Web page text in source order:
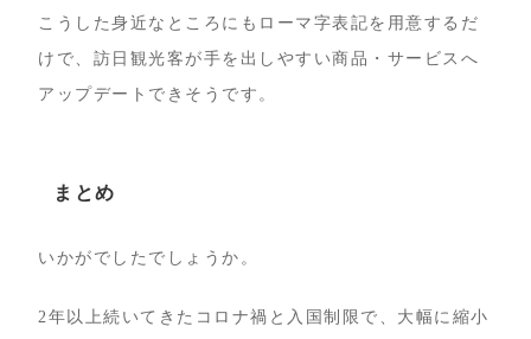
こうした身近なところにもローマ字表記を用意するだ
けで、訪日観光客が手を出しやすい商品・サービスへ
アップデートできそうです。
まとめ
いかがでしたでしょうか。
2年以上続いてきたコロナ禍と入国制限で、大幅に縮小